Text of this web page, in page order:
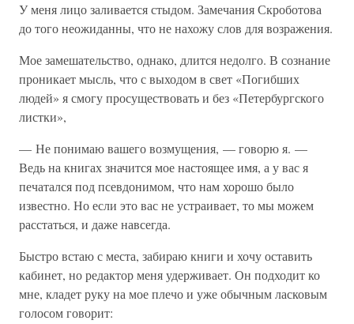
У меня лицо заливается стыдом. Замечания Скроботова
до того неожиданны, что не нахожу слов для возражения.
Мое замешательство, однако, длится недолго. В сознание
проникает мысль, что с выходом в свет «Погибших
людей» я смогу просуществовать и без «Петербургского
листки»,
— Не понимаю вашего возмущения, — говорю я. —
Ведь на книгах значится мое настоящее имя, а у вас я
печатался под псевдонимом, что нам хорошо было
известно. Но если это вас не устраивает, то мы можем
расстаться, и даже навсегда.
Быстро встаю с места, забираю книги и хочу оставить
кабинет, но редактор меня удерживает. Он подходит ко
мне, кладет руку на мое плечо и уже обычным ласковым
голосом говорит: